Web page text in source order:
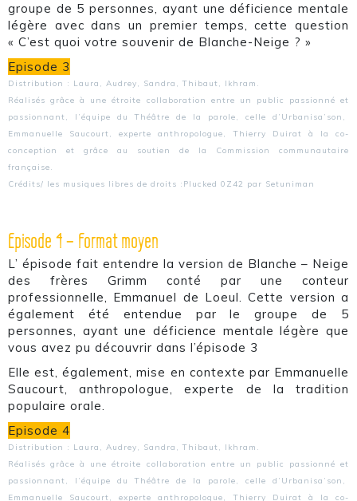
groupe de 5 personnes, ayant une déficience mentale
légère avec dans un premier temps, cette question
« C’est quoi votre souvenir de Blanche-Neige ? »
Episode 3
Distribution : Laura, Audrey, Sandra, Thibaut, Ikhram.
Réalisés grâce à une étroite collaboration entre un public passionné et
passionnant, l’équipe du Théâtre de la parole, celle d’Urbanisa’son,
Emmanuelle Saucourt, experte anthropologue, Thierry Duirat à la co-
conception et grâce au soutien de la Commission communautaire
française.
Crédits/ les musiques libres de droits :Plucked 0Z42 par Setuniman
Episode 4 – Format moyen
L’ épisode fait entendre la version de Blanche – Neige
des frères Grimm conté par une conteur
professionnelle, Emmanuel de Loeul. Cette version a
également été entendue par le groupe de 5
personnes, ayant une déficience mentale légère que
vous avez pu découvrir dans l’épisode 3
Elle est, également, mise en contexte par Emmanuelle
Saucourt, anthropologue, experte de la tradition
populaire orale.
Episode 4
Distribution : Laura, Audrey, Sandra, Thibaut, Ikhram.
Réalisés grâce à une étroite collaboration entre un public passionné et
passionnant, l’équipe du Théâtre de la parole, celle d’Urbanisa’son,
Emmanuelle Saucourt, experte anthropologue, Thierry Duirat à la co-